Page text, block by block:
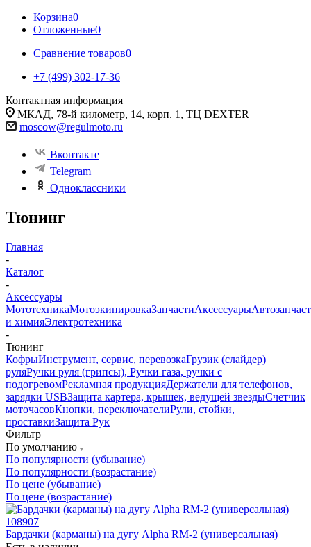
Корзина0
Отложенные0
Сравнение товаров0
+7 (499) 302-17-36
Контактная информация
МКАД, 78-й километр, 14, корп. 1, ТЦ DEXTER
moscow@regulmoto.ru
Вконтакте
Telegram
Одноклассники
Тюнинг
Главная
-
Каталог
-
Аксессуары
МототехникаМотоэкипировкаЗапчастиАксессуары
и химияЭлектротехника
-
Тюнинг
КофрыИнструмент, сервис, перевозкаГрузик (слайдер)
руляРучки руля (грипсы), Ручки газа, ручки с
подогревомРекламная продукцияДержатели для телефонов,
зарядки USBЗащита картера, крышек, ведущей звездыСчетчик
моточасовКнопки, переключателиРули, стойки,
проставкиЗащита Рук
Фильтр
По умолчанию
По популярности (убывание)
По популярности (возрастание)
По цене (убывание)
По цене (возрастание)
Бардачки (карманы) на дугу Alpha RM-2 (универсальная)